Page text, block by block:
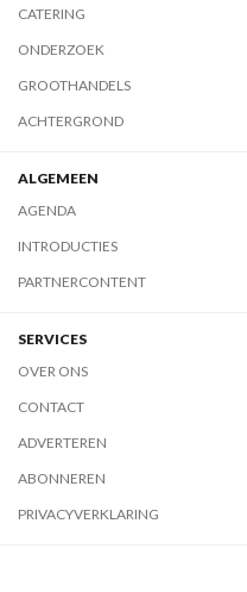
CATERING
ONDERZOEK
GROOTHANDELS
ACHTERGROND
ALGEMEEN
AGENDA
INTRODUCTIES
PARTNERCONTENT
SERVICES
OVER ONS
CONTACT
ADVERTEREN
ABONNEREN
PRIVACYVERKLARING